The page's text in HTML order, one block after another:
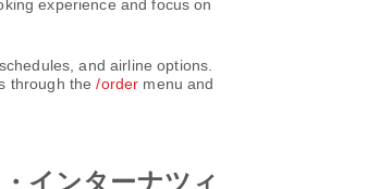
experience and focus on
and airline options.
through the/order menu and
インターナツィ